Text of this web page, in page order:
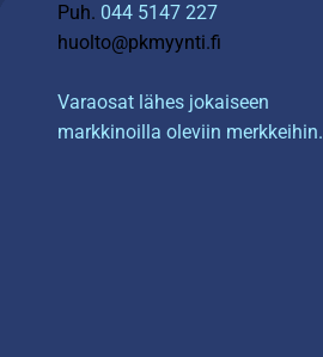
Puh. 044 5147 227
huolto@pkmyynti.fi
Varaosat lähes jokaiseen
markkinoilla oleviin merkkeihin.